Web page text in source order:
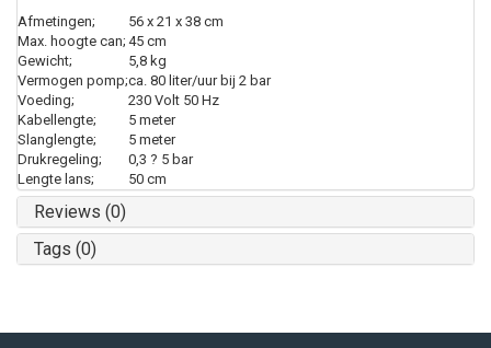
Afmetingen;
56 x 21 x 38 cm
Max. hoogte can; 45 cm
Gewicht;
5,8 kg
Vermogen pomp;ca. 80 liter/uur bij 2 bar
Voeding;
230 Volt 50 Hz
Kabellengte;
5 meter
Slanglengte;
5 meter
Drukregeling;
0,3 ? 5 bar
Lengte lans;
50 cm
Reviews (0)
Tags (0)